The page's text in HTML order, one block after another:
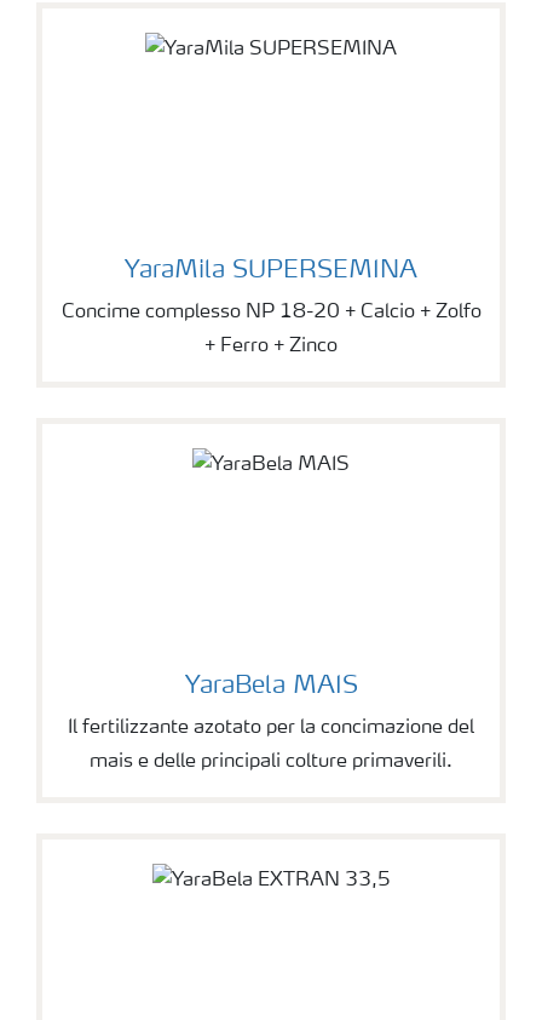
YaraMila SUPERSEMINA
Concime complesso NP 18-20 + Calcio + Zolfo
+ Ferro + Zinco
YaraBela MAIS
Il fertilizzante azotato per la concimazione del
mais e delle principali colture primaverili.